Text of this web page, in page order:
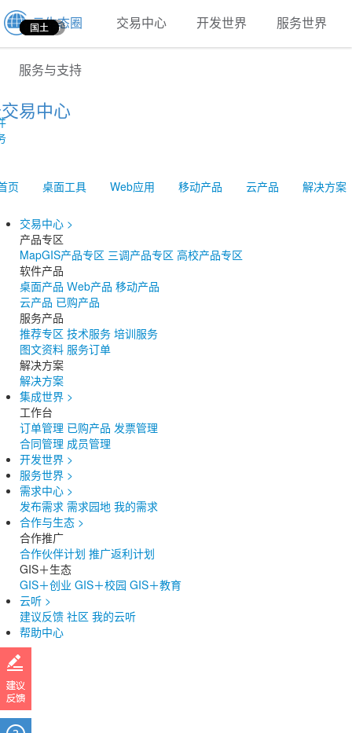
云生态圈 交易中心 开发世界 服务世界
服务与支持
易中心
页 桌面工具 Web应用 移动产品 云产品 解决方案
交易中心 >
产品专区
MapGIS产品专区 三调产品专区 高校产品专区
软件产品
桌面产品 Ｗeb产品 移动产品
云产品 已购产品
服务产品
推荐专区 技术服务 培训服务
图文资料 服务订单
解决方案
解决方案
集成世界 >
工作台
订单管理 已购产品 发票管理
合同管理 成员管理
开发世界 >
服务世界 >
需求中心 >
发布需求 需求园地 我的需求
合作与生态 >
合作推广
合作伙伴计划 推广返利计划
GIS＋生态
GIS＋创业 GIS＋校园 GIS＋教育
云听 >
建议反馈 社区 我的云听
帮助中心
基础
国土
国土
国土
国土
国土
国土
国土
国土
国土
国土
智慧城市
国土
国土
国土
国土
国土
国土
国土
国土